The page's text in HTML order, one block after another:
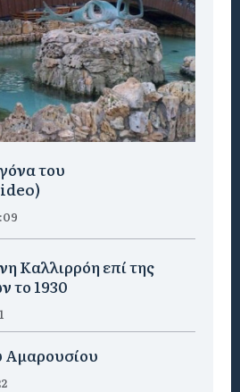
του
Καλλιρρόη επί της
το 1930
Αμαρουσίου